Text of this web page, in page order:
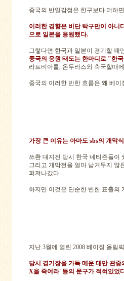
중국의 반일감정은 한구보다 더하
이러한 경향은 비단 탁구만이 아
으로 일본을 응원했다.
그렇다면 한국과 일본이 경기할 때
중국의 응원 태도는 한마디로 "한
라트비아를, 온두라스와 축국할때
중국의 이러한 반한 흐름은 왜 베
가장 큰 이유는 아마도 sbs의 개막
쓰촨 대지진 당시 한국 네티즌들이
그리고 개막전을 얼마 남겨두지 않
퍼져나갔다.
하지만 이것은 단순한 반한 표출의
지난 3월에 열린 2008 베이징 올림
당시 경기장을 가득 메운 대만 관
X을 죽여라' 등의 문구가 적혀있었